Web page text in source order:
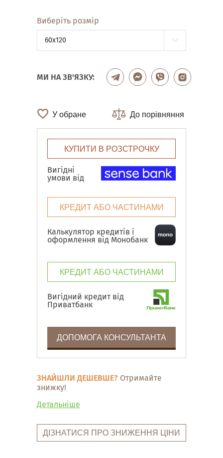
Виберіть розмір
60x120
МИ НА ЗВ'ЯЗКУ:
У обране До порівняння
КУПИТИ В РОЗСТРОЧКУ
Вигідні
умови від
КРЕДИТ АБО ЧАСТИНАМИ
Калькулятор кредитів і
оформлення від Монобанк
КРЕДИТ АБО ЧАСТИНАМИ
Вигідний кредит від
Приватбанк
ДОПОМОГА КОНСУЛЬТАНТА
ЗНАЙШЛИ ДЕШЕВШЕ? Отримайте
знижку!
Детальніше
ДІЗНАТИСЯ ПРО ЗНИЖЕННЯ ЦІНИ